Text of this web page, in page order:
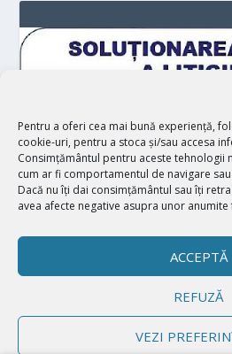
Pentru a oferi cea mai bună experiență,
cookie-uri, pentru a stoca și/sau accesa
Consimțământul pentru aceste tehnologii
cum ar fi comportamentul de navigare
Dacă nu îți dai consimțământul sau îți
avea afecte negative asupra unor
ACCEPTĂ
REFUZĂ
VEZI
Proiectat deElegant Themes|